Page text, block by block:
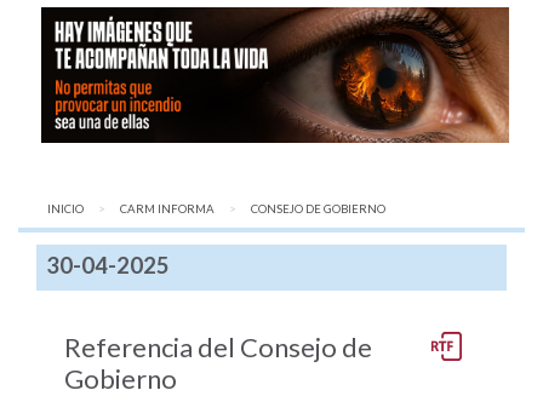
INICIO CARM INFORMA AQUÍ:
CONSEJO DE GOBIERNO
30-04-2025
Referencia del Consejo de
Gobierno